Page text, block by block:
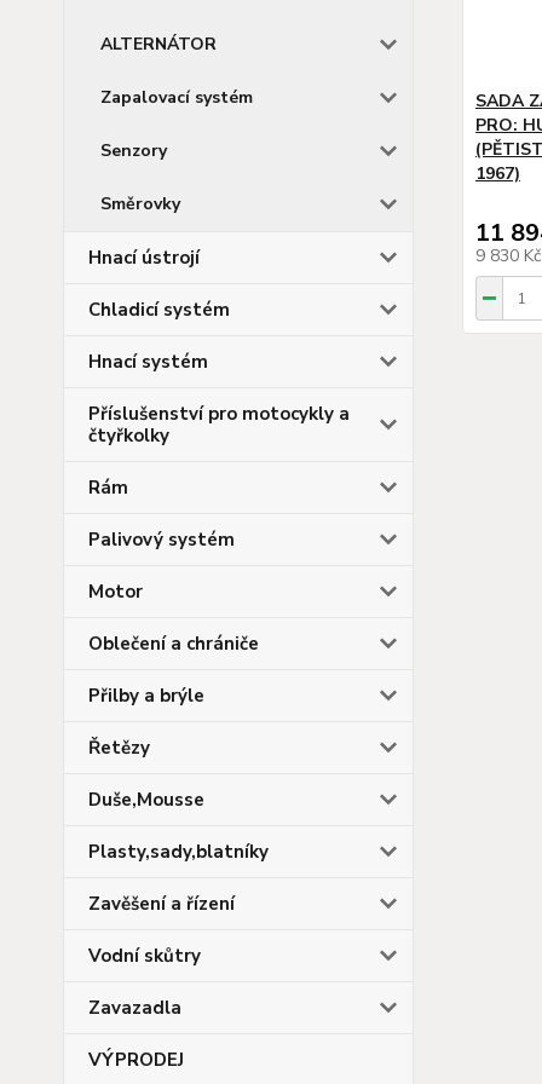
ALTERNÁTOR
Zapalovací systém
Senzory
Směrovky
Hnací ústrojí
Chladicí systém
Hnací systém
Příslušenství pro motocykly a
čtyřkolky
Rám
Palivový systém
Motor
Oblečení a chrániče
Přilby a brýle
Řetězy
Duše,Mousse
Plasty,sady,blatníky
Zavěšení a řízení
Vodní skůtry
Zavazadla
VÝPRODEJ
SADA
PRO:
1967)
11
9 830